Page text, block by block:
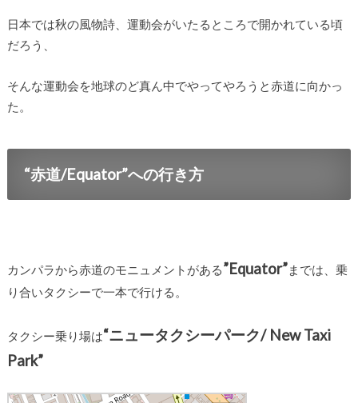
日本では秋の風物詩、運動会がいたるところで開かれている頃
だろう、
そんな運動会を地球のど真ん中でやってやろうと赤道に向かっ
た。
“赤道/Equator”への行き方
カンパラから赤道のモニュメントがある”Equator”までは、乗
り合いタクシーで一本で行ける。
タクシー乗り場は“ニュータクシーパーク/ New Taxi
Park”